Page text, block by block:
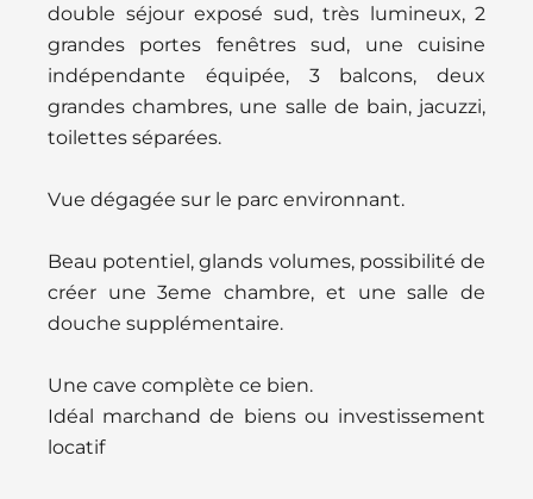
double séjour exposé sud, très lumineux, 2
grandes portes fenêtres sud, une cuisine
indépendante équipée, 3 balcons, deux
grandes chambres, une salle de bain, jacuzzi,
toilettes séparées.
Vue dégagée sur le parc environnant.
Beau potentiel, glands volumes, possibilité de
créer une 3eme chambre, et une salle de
douche supplémentaire.
Une cave complète ce bien.
Idéal marchand de biens ou investissement
locatif